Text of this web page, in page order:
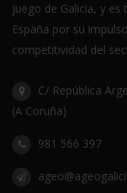
juego de Galicia, y
España por su
competitividad del
C/ República
(A Coruña)
981 566 397